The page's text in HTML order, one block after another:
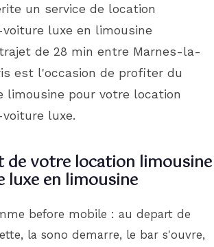
un service de location
luxe en limousine
de 28 min entre Marnes-la-
est l'occasion de profiter du
limousine pour votre location
luxe.
de votre location limousine
en limousine
before mobile : au depart de
la sono demarre, le bar s'ouvre,